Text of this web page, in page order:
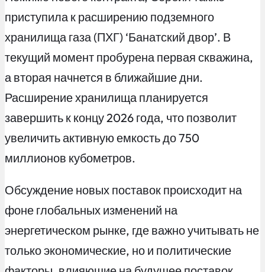
приступила к расширению подземного
хранилища газа (ПХГ) ‘Банатский двор’. В
текущий момент пробурена первая скважина,
а вторая начнется в ближайшие дни.
Расширение хранилища планируется
завершить к концу 2026 года, что позволит
увеличить активную емкость до 750
миллионов кубометров.
Обсуждение новых поставок происходит на
фоне глобальных изменений на
энергетическом рынке, где важно учитывать не
только экономические, но и политические